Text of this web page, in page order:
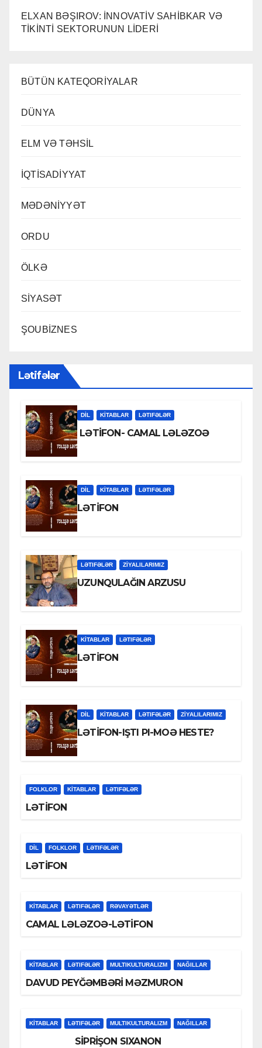
ELXAN BƏŞIROV: İNNOVATİV SAHİBKAR VƏ
TİKİNTİ SEKTORUNUN LİDERİ
BÜTÜN KATEQORİYALAR
DÜNYA
ELM VƏ TƏHSİL
İQTİSADİYYAT
MƏDƏNİYYƏT
ORDU
ÖLKƏ
SİYASƏT
ŞOUBİZNES
Lətifələr
DİL KİTABLAR LƏTIFƏLƏR
LƏTİFON- CAMAL LƏLƏZOƏ
DİL KİTABLAR LƏTIFƏLƏR
LƏTİFON
LƏTIFƏLƏR ZİYALILARIMIZ
UZUNQULAĞIN ARZUSU
KİTABLAR LƏTIFƏLƏR
LƏTİFON
DİL KİTABLAR LƏTIFƏLƏR ZİYALILARIMIZ
LƏTİFON-IŞTI PI-MOƏ HESTE?
FOLKLOR KİTABLAR LƏTIFƏLƏR
LƏTİFON
DİL FOLKLOR LƏTIFƏLƏR
LƏTİFON
KİTABLAR LƏTIFƏLƏR RƏVAYƏTLƏR
CAMAL LƏLƏZOƏ-LƏTİFON
KİTABLAR LƏTIFƏLƏR MULTIKULTURALIZM NAĞILLAR
DAVUD PEYĞƏMBƏRİ MƏZMURON
KİTABLAR LƏTIFƏLƏR MULTIKULTURALIZM NAĞILLAR
SİPRİŞON SIXANON